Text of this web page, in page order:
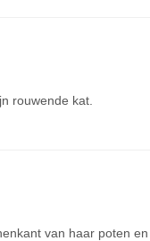
rouwende kat.
van haar poten